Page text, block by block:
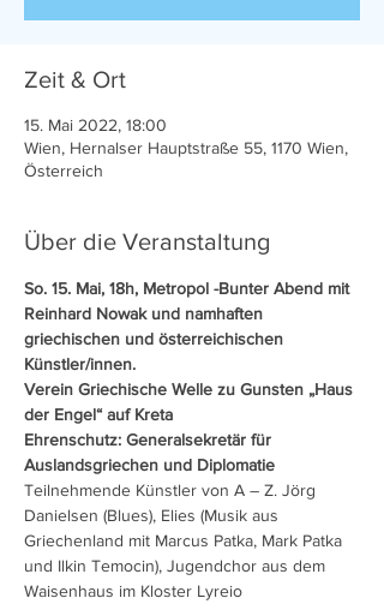
Zeit & Ort
15. Mai 2022, 18:00
Wien, Hernalser Hauptstraße 55, 1170 Wien,
Österreich
Über die Veranstaltung
So. 15. Mai, 18h, Metropol -Bunter Abend mit
Reinhard Nowak und namhaften
griechischen und österreichischen
Künstler/innen.
Verein Griechische Welle zu Gunsten „Haus
der Engel“ auf Kreta
Ehrenschutz: Generalsekretär für
Auslandsgriechen und Diplomatie
Teilnehmende Künstler von A – Z. Jörg
Danielsen (Blues), Elies (Musik aus
Griechenland mit Marcus Patka, Mark Patka
und Ilkin Temocin), Jugendchor aus dem
Waisenhaus im Kloster Lyreio